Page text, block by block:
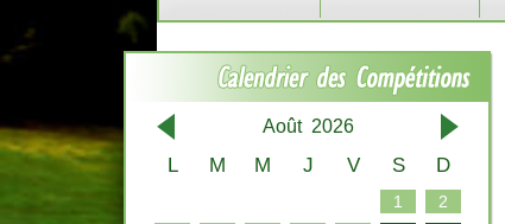
Août 2026
L M M J V S D
1
2